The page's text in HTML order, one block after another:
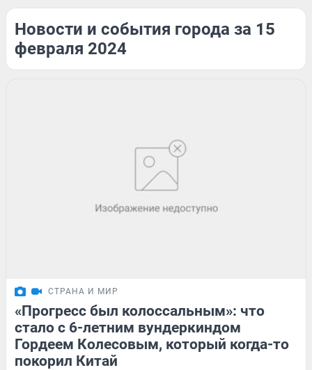
Новости и события города за 15
февраля 2024
СТРАНА И МИР
«Прогресс был колоссальным»: что
стало с 6-летним вундеркиндом
Гордеем Колесовым, который когда-то
покорил Китай